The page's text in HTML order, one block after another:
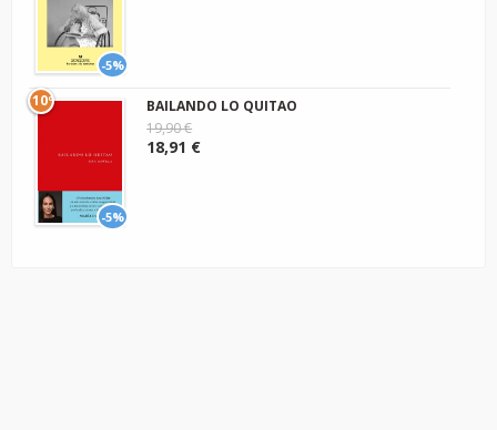
-5%
-5%
10º
BAILANDO LO QUITAO
19,90 €
18,91 €